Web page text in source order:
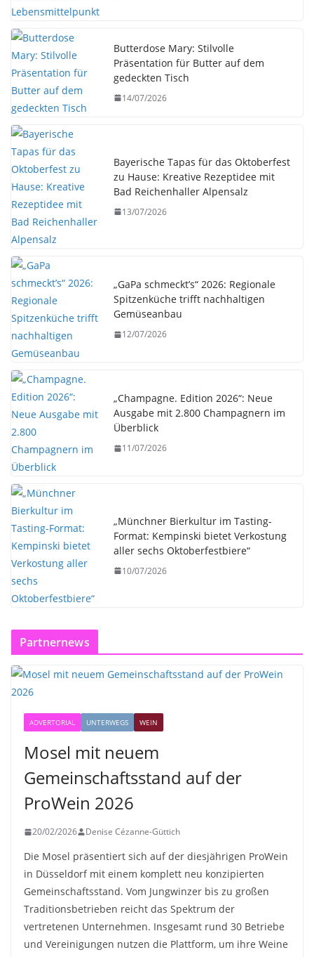
Butterdose Mary: Stilvolle
Präsentation für Butter auf dem
gedeckten Tisch
14/07/2026
Bayerische Tapas für das Oktoberfest
zu Hause: Kreative Rezeptidee mit
Bad Reichenhaller Alpensalz
13/07/2026
„GaPa schmeckt’s“ 2026: Regionale
Spitzenküche trifft nachhaltigen
Gemüseanbau
12/07/2026
„Champagne. Edition 2026“: Neue
Ausgabe mit 2.800 Champagnern im
Überblick
11/07/2026
„Münchner Bierkultur im Tasting-
Format: Kempinski bietet Verkostung
aller sechs Oktoberfestbiere“
10/07/2026
Partnernews
ADVERTORIAL UNTERWEGS WEIN
Mosel mit neuem
Gemeinschaftsstand auf der
ProWein 2026
20/02/2026 Denise Cézanne-Güttich
Die Mosel präsentiert sich auf der diesjährigen ProWein
in Düsseldorf mit einem komplett neu konzipierten
Gemeinschaftsstand. Vom Jungwinzer bis zu großen
Traditionsbetrieben reicht das Spektrum der
vertretenen Unternehmen. Insgesamt rund 30 Betriebe
und Vereinigungen nutzen die Plattform, um ihre Weine